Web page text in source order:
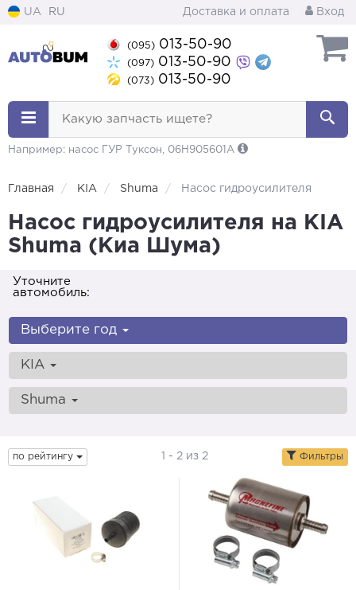
UA RU Доставка и оплата Вход
(095) 013-50-90
(097) 013-50-90
(073) 013-50-90
Какую запчасть ищете?
Например: насос ГУР Туксон, 06H905601A
Главная KIA Shuma Насос гидроусилителя
Насос гидроусилителя на KIA
Shuma (Киа Шума)
Уточните
автомобиль:
Выберите год
KIA
Shuma
по рейтингу 1 - 2 из 2 Фильтры